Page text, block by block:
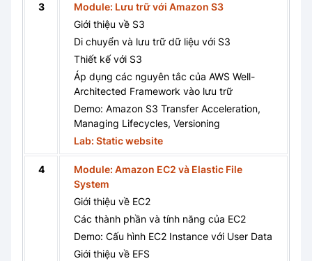
3
Module: Lưu trữ với Amazon S3
Giới thiệu về S3
Di chuyển và lưu trữ dữ liệu với S3
Thiết kế với S3
Áp dụng các nguyên tắc của AWS Well-
Architected Framework vào lưu trữ
Demo: Amazon S3 Transfer Acceleration,
Managing Lifecycles, Versioning
Lab: Static website
4
Module: Amazon EC2 và Elastic File
System
Giới thiệu về EC2
Các thành phần và tính năng của EC2
Demo: Cấu hình EC2 Instance với User Data
Giới thiệu về EFS